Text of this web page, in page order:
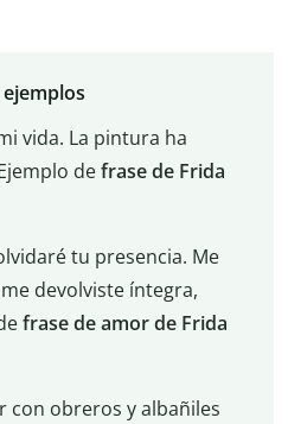
vida. La pintura ha
defrase de Frida
tu presencia. Me
devolviste íntegra,
frase de amor de Frida
con obreros y albañiles